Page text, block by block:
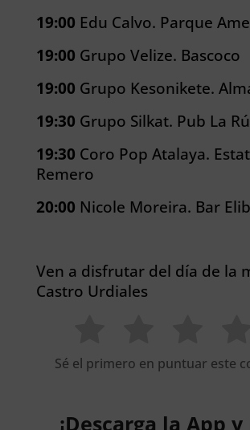
19:00 Edu Calvo. Parque
19:00 Grupo Velize. Bascoco
19:00 Grupo Kesonikete.
19:30 Grupo Silkat. Pub La
19:30 Coro Pop Atalaya.
Remero
20:00 Nicole Moreira. Bar
Ven a disfrutar del día de la
Castro Urdiales
Sé el primero en puntuar este
¡Descarga la App